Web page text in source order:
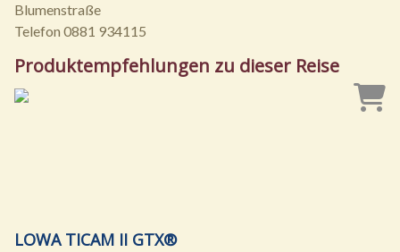
Blumenstraße
Telefon 0881 934115
Produktempfehlungen zu dieser Reise
LOWA TICAM II GTX®